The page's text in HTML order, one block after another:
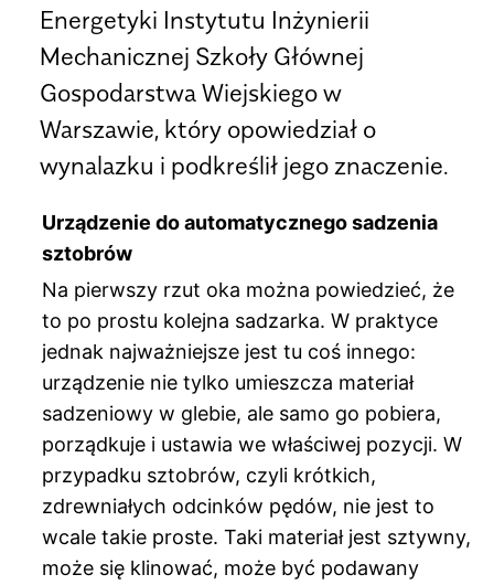
Energetyki Instytutu Inżynierii
Mechanicznej Szkoły Głównej
Gospodarstwa Wiejskiego w
Warszawie, który opowiedział o
wynalazku i podkreślił jego znaczenie.
Urządzenie do automatycznego sadzenia
sztobrów
Na pierwszy rzut oka można powiedzieć, że
to po prostu kolejna sadzarka. W praktyce
jednak najważniejsze jest tu coś innego:
urządzenie nie tylko umieszcza materiał
sadzeniowy w glebie, ale samo go pobiera,
porządkuje i ustawia we właściwej pozycji. W
przypadku sztobrów, czyli krótkich,
zdrewniałych odcinków pędów, nie jest to
wcale takie proste. Taki materiał jest sztywny,
może się klinować, może być podawany